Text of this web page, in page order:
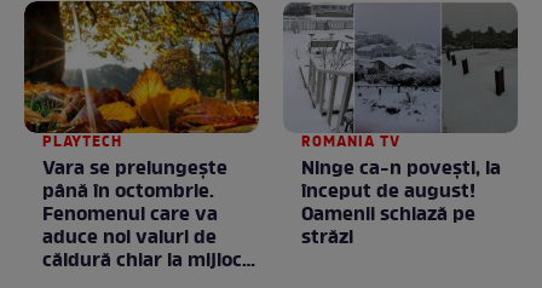
PLAYTECH
Vara se prelungeşte
până în octombrie.
Fenomenul care va
aduce noi valuri de
căldură chiar la mijlocul
ROMANIA TV
Ninge ca-n povești, la
început de august!
Oamenii schiază pe
străzi